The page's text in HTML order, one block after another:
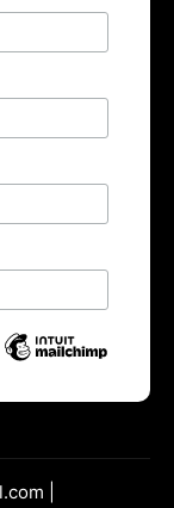
|